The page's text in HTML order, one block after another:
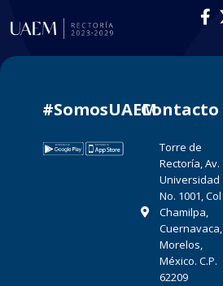
#SomosUAEMContacto​
Torre de
Rectoría, Av.
Universidad
No. 1001, Col
Chamilpa,
Cuernavaca,
Morelos,
México. C.P.
62209